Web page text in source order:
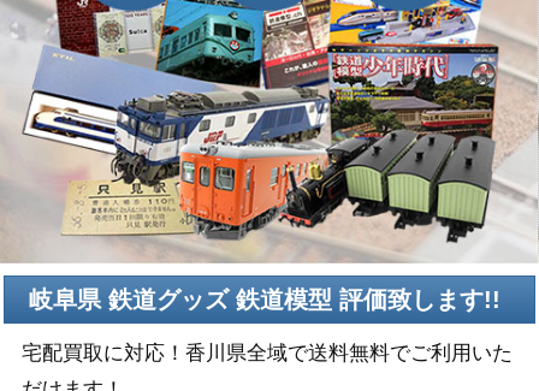
岐阜県 鉄道グッズ 鉄道模型 評価致します!!
宅配買取に対応！香川県全域で送料無料でご利用いた